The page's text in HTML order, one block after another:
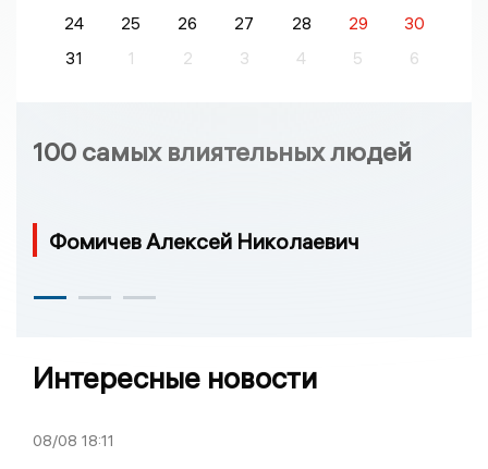
24
25 26 27 28 29
30
31
1 2 3 4 5 6
100 самых влиятельных людей
Фомичев Алексей Николаевич
Интересные новости
08/08 18:11